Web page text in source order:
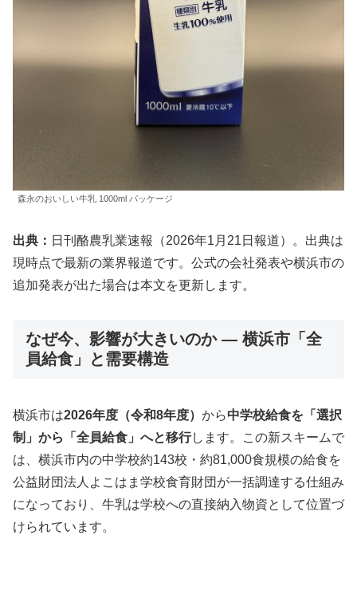
森永のおいしい牛乳 1000ml パッケージ
出典： 日刊酪農乳業速報（2026年1月21日報道）。出典は
現時点で最新の業界報道です。公式の会社発表や横浜市の
追加発表が出た場合は本文を更新します。
なぜ今、影響が大きいのか ― 横浜市「全
員給食」と需要構造
横浜市は2026年度（令和8年度） から中学校給食を「選択
制」から「全員給食」へと移行します。この新スキームで
は、横浜市内の中学校約143校・約81,000食規模の給食を
公益財団法人よこはま学校食育財団が一括調達する仕組み
になっており、牛乳は学校への直接納入物資として位置づ
けられています。